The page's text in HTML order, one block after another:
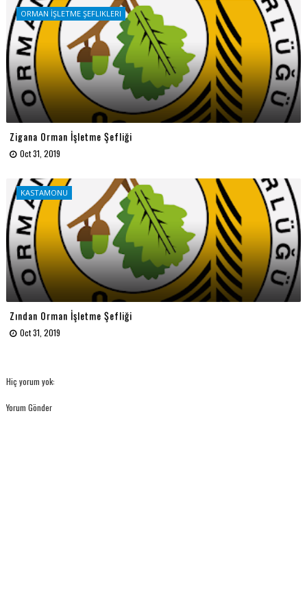
ORMAN İŞLETME ŞEFLIKLERI
Zigana Orman İşletme Şefliği
Oct 31, 2019
KASTAMONU
Zından Orman İşletme Şefliği
Oct 31, 2019
Hiç yorum yok:
Yorum Gönder